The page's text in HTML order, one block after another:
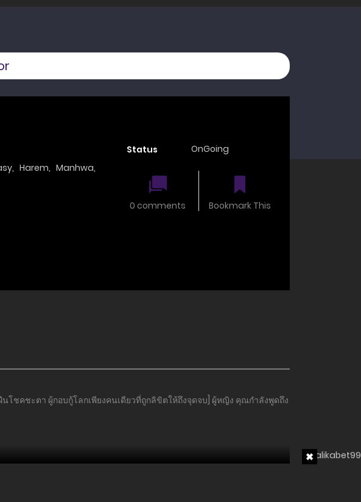
, Harem, Manhwa,
Status OnGoing
0 comments
Bookmark This
โชคชะตา ผู้กอบกู้โลกเพียงคนเดียวที่ถูกลิขิตให้ถึงจุดจบ] ผู้หญิง คุณกำลังพูดถึง